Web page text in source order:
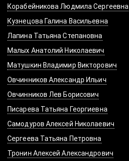
Корабейникова Людмила Сергеевна
Кузнецова Галина Васильевна
Лапина Татьяна Степановна
Малых Анатолий Николаевич
Матушкин Владимир Викторович
Овчинников Александр Ильич
Овчинников Лев Борисович
Писарева Татьяна Георгиевна
Самодуров Алексей Николаевич
Сергеева Татьяна Петровна
Тронин Алексей Александрович